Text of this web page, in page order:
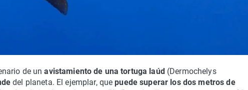
de unavistamiento de una tortuga laúd (Dermochelys
del planeta. El ejemplar, quepuede superar los dos metros de